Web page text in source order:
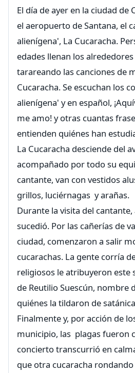
El día de ayer en la ciudad de
el aeropuerto de Santana, el
alienígena', La Cucaracha.
edades llenan los
tarareando las canciones de
Cucaracha. Se escuchan los
alienígena' y en español,
me amo! y otras cuantas
entienden quiénes han
La Cucaracha desciende del
acompañado por todo su
cantante, van con vestidos
grillos, luciérnagas y arañas.
Durante la visita del
sucedió. Por las cañerías de
ciudad, comenzaron a salir
cucarachas. La gente corría
religiosos le atribuyeron este
de Reutilio Suescún, nombre
quiénes la tildaron de
Finalmente y, por acción de
municipio, las plagas fueron
concierto transcurrió en
que otra cucaracha rondando